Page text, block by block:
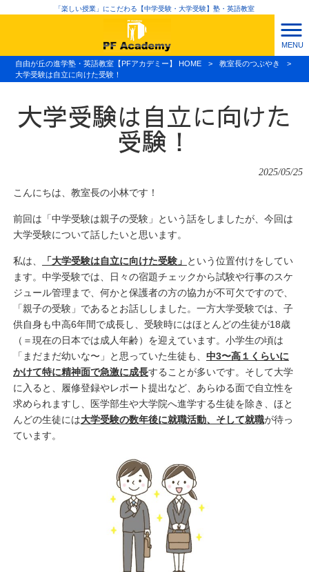
「楽しい授業」にこだわる【中学受験・大学受験】塾・英語教室
MENU
自由が丘の進学塾・英語教室【PFアカデミー】 HOME > 教室長のつぶやき
>
大学受験は自立に向けた受験！
大学受験は自立に向けた
受験！
2025/05/25
こんにちは、教室長の小林です！
前回は「中学受験は親子の受験」という話をしましたが、今回は
大学受験について話したいと思います。
私は、 「大学受験は自立に向けた受験」 という位置付けをしてい
ます。中学受験では、日々の宿題チェックから試験や行事のスケ
ジュール管理まで、何かと保護者の方の協力が不可欠ですので、
「親子の受験」であるとお話ししました。一方大学受験では、子
供自身も中高6年間で成長し、受験時にはほとんどの生徒が18歳
（＝現在の日本では成人年齢）を迎えています。小学生の頃は
「まだまだ幼いな〜」と思っていた生徒も、 中3〜高１くらいに
かけて特に精神面で急激に成長することが多いです。そして大学
に入ると、履修登録やレポート提出など、あらゆる面で自立性を
求められますし、医学部生や大学院へ進学する生徒を除き、ほと
んどの生徒には大学受験の数年後に就職活動、そして就職が待っ
ています。